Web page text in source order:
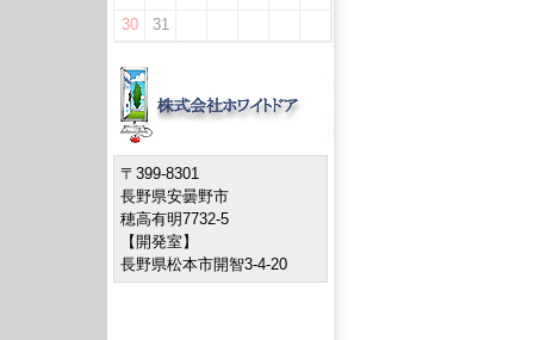
30
31
〒399-8301
長野県安曇野市
穂高有明7732-5
【開発室】
長野県松本市開智3-4-20